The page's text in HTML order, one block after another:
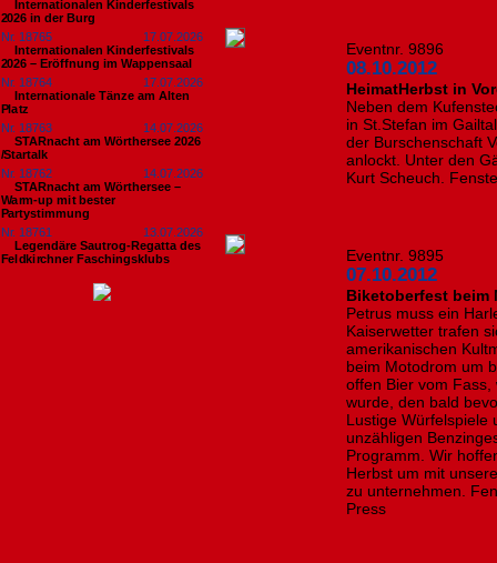
Internationalen Kinderfestivals
2026 in der Burg
Nr. 18765
17.07.2026
Internationalen Kinderfestivals
2026 – Eröffnung im Wappensaal
Nr. 18764
17.07.2026
Internationale Tänze am Alten
Platz
Nr. 18763
14.07.2026
STARnacht am Wörthersee 2026
/Startalk
Nr. 18762
14.07.2026
STARnacht am Wörthersee –
Warm-up mit bester
Partystimmung
Nr. 18761
13.07.2026
Legendäre Sautrog-Regatta des
Feldkirchner Faschingsklubs
Eventnr. 9896
08.10.2012
HeimatHerbst in
Neben dem
in St.Stefan im
der Burschenschaft
anlockt. Unter den
Kurt Scheuch.
Eventnr. 9895
07.10.2012
Biketoberfest beim
Petrus muss ein
Kaiserwetter trafen
amerikanischen
beim Motodrom um
offen Bier vom
wurde, den bald
Lustige Würfelspiele
unzähligen
Programm. Wir
Herbst um mit
zu unternehmen.
Press